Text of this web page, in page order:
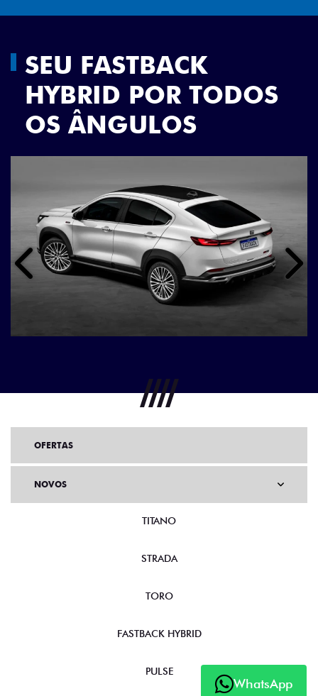
SEU FASTBACK
HYBRID POR TODOS
OS ÂNGULOS
Anterior
WhatsApp
OFERTAS
NOVOS
TITANO
STRADA
TORO
FASTBACK HYBRID
PULSE